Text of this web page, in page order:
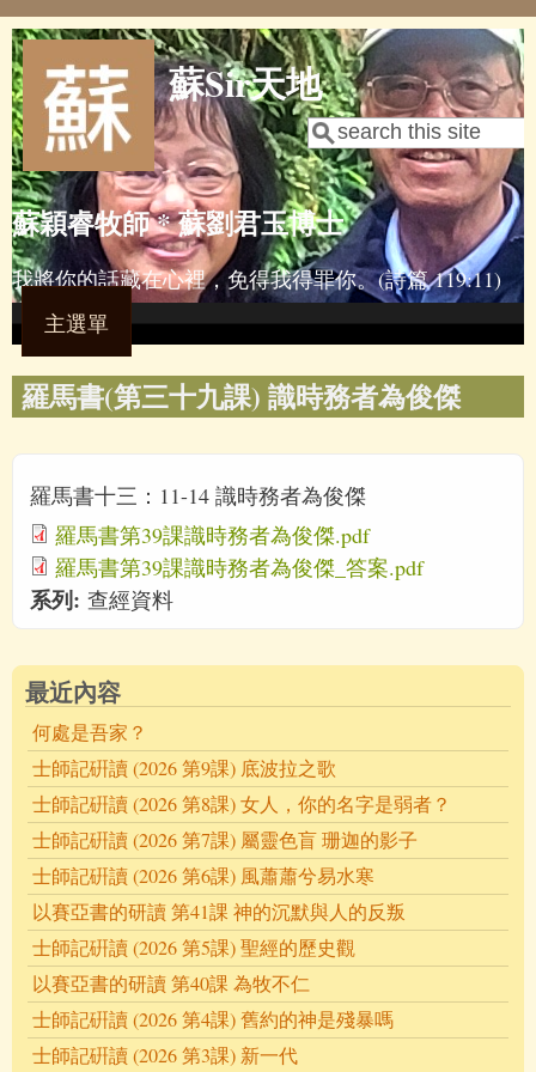
Skip to main content
蘇Sir天地
Search form
Search
蘇穎睿牧師 * 蘇劉君玉博士
我將你的話藏在心裡，免得我得罪你。(詩篇 119:11)
主選單
羅馬書(第三十九課) 識時務者為俊傑
羅馬書十三：11-14 識時務者為俊傑
羅馬書第39課識時務者為俊傑.pdf
羅馬書第39課識時務者為俊傑_答案.pdf
系列: 查經資料
最近內容
何處是吾家？
士師記硏讀 (2026 第9課) 底波拉之歌
士師記硏讀 (2026 第8課) 女人，你的名字是弱者？
士師記硏讀 (2026 第7課) 屬靈色盲 珊迦的影子
士師記硏讀 (2026 第6課) 風蕭蕭兮易水寒
以賽亞書的研讀 第41課 神的沉默與人的反叛
士師記硏讀 (2026 第5課) 聖經的歷史觀
以賽亞書的研讀 第40課 為牧不仁
士師記硏讀 (2026 第4課) 舊約的神是殘暴嗎
士師記硏讀 (2026 第3課) 新一代